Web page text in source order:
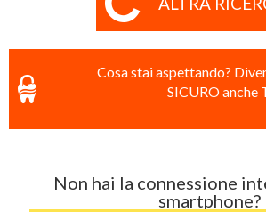
Cosa stai aspettando?
SICURO anche
Non hai la connessione
smartphone?